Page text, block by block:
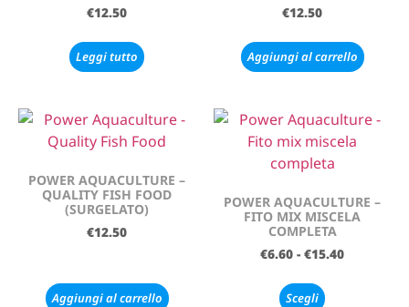
€12.50
Leggi tutto
€12.50
Aggiungi al carrello
POWER AQUACULTURE –
QUALITY FISH FOOD
(SURGELATO)
€12.50
Aggiungi al carrello
POWER AQUACULTURE –
FITO MIX MISCELA
COMPLETA
€6.60 - €15.40
Scegli